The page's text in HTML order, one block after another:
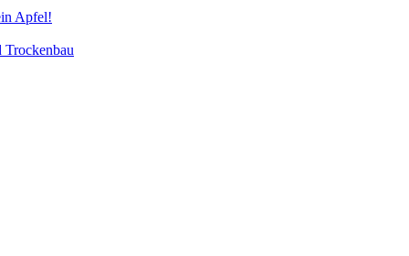
Apfel!
Trockenbau